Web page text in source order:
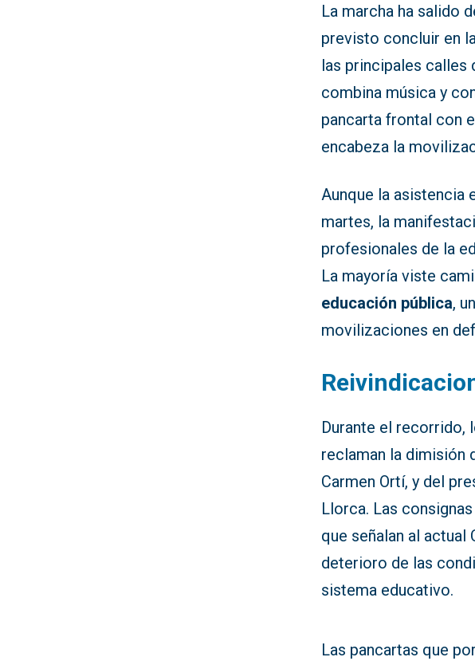
La marcha ha salido
previsto concluir en
las principales calles
combina música y
pancarta frontal con
encabeza la
Aunque la asistencia
martes, la
profesionales de la
La mayoría viste
educación pública,
movilizaciones en
Durante el recorrido,
reclaman la dimisión
Carmen Ortí, y del
Llorca. Las
que señalan al
deterioro de las
sistema educativo.
Las pancartas que